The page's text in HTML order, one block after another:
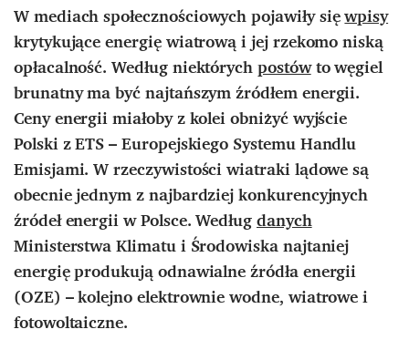
W mediach społecznościowych pojawiły sięwpisy
krytykujące energię wiatrową i jej rzekomo niską
opłacalność. Według niektórychpostówto węgiel
brunatny ma być najtańszym źródłem energii.
Ceny energii miałoby z kolei obniżyć wyjście
Polski z ETS – Europejskiego Systemu Handlu
Emisjami.W rzeczywistości wiatraki lądowe są
obecnie jednym z najbardziej konkurencyjnych
źródeł energii w Polsce.Wedługdanych
Ministerstwa Klimatu i Środowiska najtaniej
energię produkują odnawialne źródła energii
(OZE) – kolejno elektrownie wodne, wiatrowe i
fotowoltaiczne.